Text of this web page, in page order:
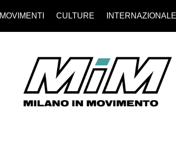
MOVIMENTI CULTURE INTERNAZIONALE